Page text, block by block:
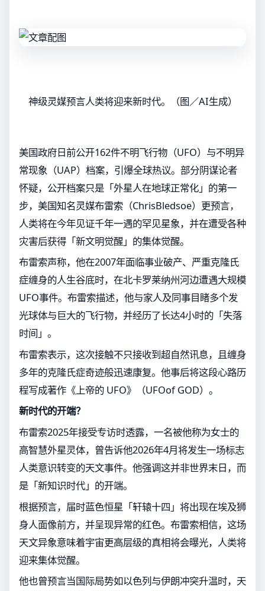
神级灵媒预言人类将迎来新时代。（图／AI生成）
美国政府日前公开162件不明飞行物（UFO）与不明异
常现象（UAP）档案，引爆全球热议。部分阴谋论者
怀疑，公开档案只是「外星人在地球正常化」的第一
步，美国知名灵媒布雷索（ChrisBledsoe）更预言，
人类将在今年见证千年一遇的罕见星象，并在遭受各种
灾害后获得「新文明觉醒」的集体觉醒。
布雷索声称，他在2007年面临事业破产、严重克隆氏
症缠身的人生谷底时，在北卡罗莱纳州河边遭遇大规模
UFO事件。布雷索描述，他与家人及同事目睹多个发
光球体与巨大的飞行物，并经历了长达4小时的「失落
时间」。
布雷索表示，这次接触不只接收到超自然讯息，且缠身
多年的克隆氏症奇迹般迅速康复。他事后将这段心路历
程写成著作《上帝的 UFO》（UFOof GOD）。
新时代的开端？
布雷索2025年接受专访时透露，一名被他称为女士的
高智慧外星灵体，曾告诉他2026年4月将发生一场标志
人类意识转变的天文事件。他强调这并非世界末日，而
是「新知识时代」的开端。
根据预言，届时蓝色恒星「轩辕十四」将出现在埃及狮
身人面像前方，并呈现异常的红色。布雷索相信，这场
天文异象意味着宇宙更高层级的真相将会曝光，人类将
迎来集体觉醒。
他也曾预言当国际局势如以色列与伊朗冲突升温时，天